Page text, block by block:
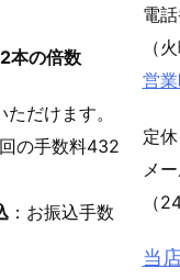
本の倍数
だけます。
回の手数料432
：お振込手数
電
（
営
定
メ
（
当